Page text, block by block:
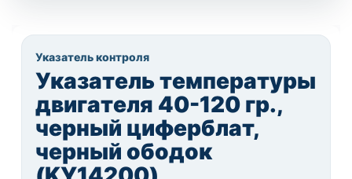
Указатель контроля
Указатель температуры
двигателя 40-120 гр.,
черный циферблат,
черный ободок